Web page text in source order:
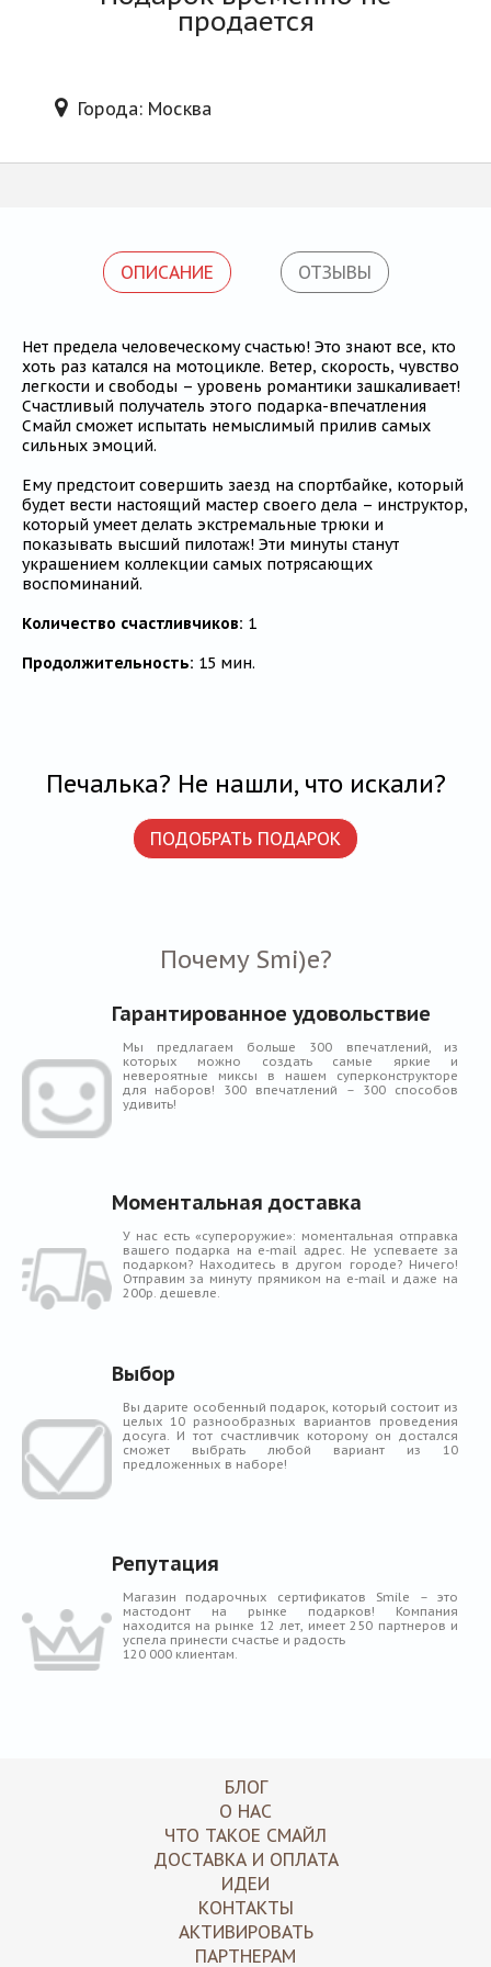
продается
Города: Москва
ОПИСАНИЕ ОТЗЫВЫ
Нет предела человеческому счастью! Это знают все, кто
хоть раз катался на мотоцикле. Ветер, скорость, чувство
легкости и свободы – уровень романтики зашкаливает!
Cчастливый получатель этого подарка-впечатления
Смайл сможет испытать немыслимый прилив самых
сильных эмоций.
Ему предстоит совершить заезд на спортбайке, который
будет вести настоящий мастер своего дела – инструктор,
который умеет делать экстремальные трюки и
показывать высший пилотаж! Эти минуты станут
украшением коллекции самых потрясающих
воспоминаний.
Количество счастливчиков: 1
Продолжительность: 15 мин.
Печалька? Не нашли, что искали?
ПОДОБРАТЬ ПОДАРОК
Почему Smi)e?
Гарантированное удовольствие
Мы предлагаем больше 300 впечатлений, из
которых можно создать самые яркие и
невероятные миксы в нашем суперконструкторе
для наборов! 300 впечатлений – 300 способов
удивить!
Моментальная доставка
У нас есть «супероружие»: моментальная отправка
вашего подарка на e-mail адрес. Не успеваете за
подарком? Находитесь в другом городе? Ничего!
Отправим за минуту прямиком на e-mail и даже на
200р. дешевле.
Выбор
Вы дарите особенный подарок, который состоит из
целых 10 разнообразных вариантов проведения
досуга. И тот счастливчик которому он достался
сможет выбрать любой вариант из 10
предложенных в наборе!
Репутация
Магазин подарочных сертификатов Smile – это
мастодонт на рынке подарков! Компания
находится на рынке 12 лет, имеет 250 партнеров и
успела принести счастье и радость
120 000 клиентам.
БЛОГ
О НАС
ЧТО ТАКОЕ СМАЙЛ
ДОСТАВКА И ОПЛАТА
ИДЕИ
КОНТАКТЫ
АКТИВИРОВАТЬ
ПАРТНЕРАМ